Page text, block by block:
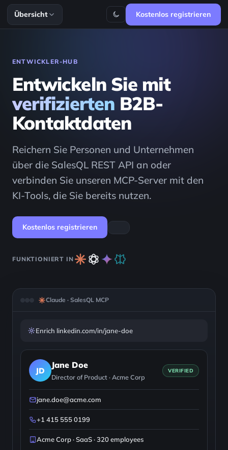
Übersicht Kostenlos registrieren
ENTWICKLER-HUB
Entwickeln Sie mit
verifizierten B2B-
Kontaktdaten
Reichern Sie Personen und Unternehmen
über die SalesQL REST API an oder
verbinden Sie unseren MCP-Server mit den
KI-Tools, die Sie bereits nutzen.
Kostenlos registrieren
FUNKTIONIERT IN
Claude · SalesQL MCP
Enrich linkedin.com/in/jane-doe
JD
Jane Doe
Director of Product · Acme Corp
VERIFIED
jane.doe@acme.com
+1 415 555 0199
Acme Corp · SaaS · 320 employees